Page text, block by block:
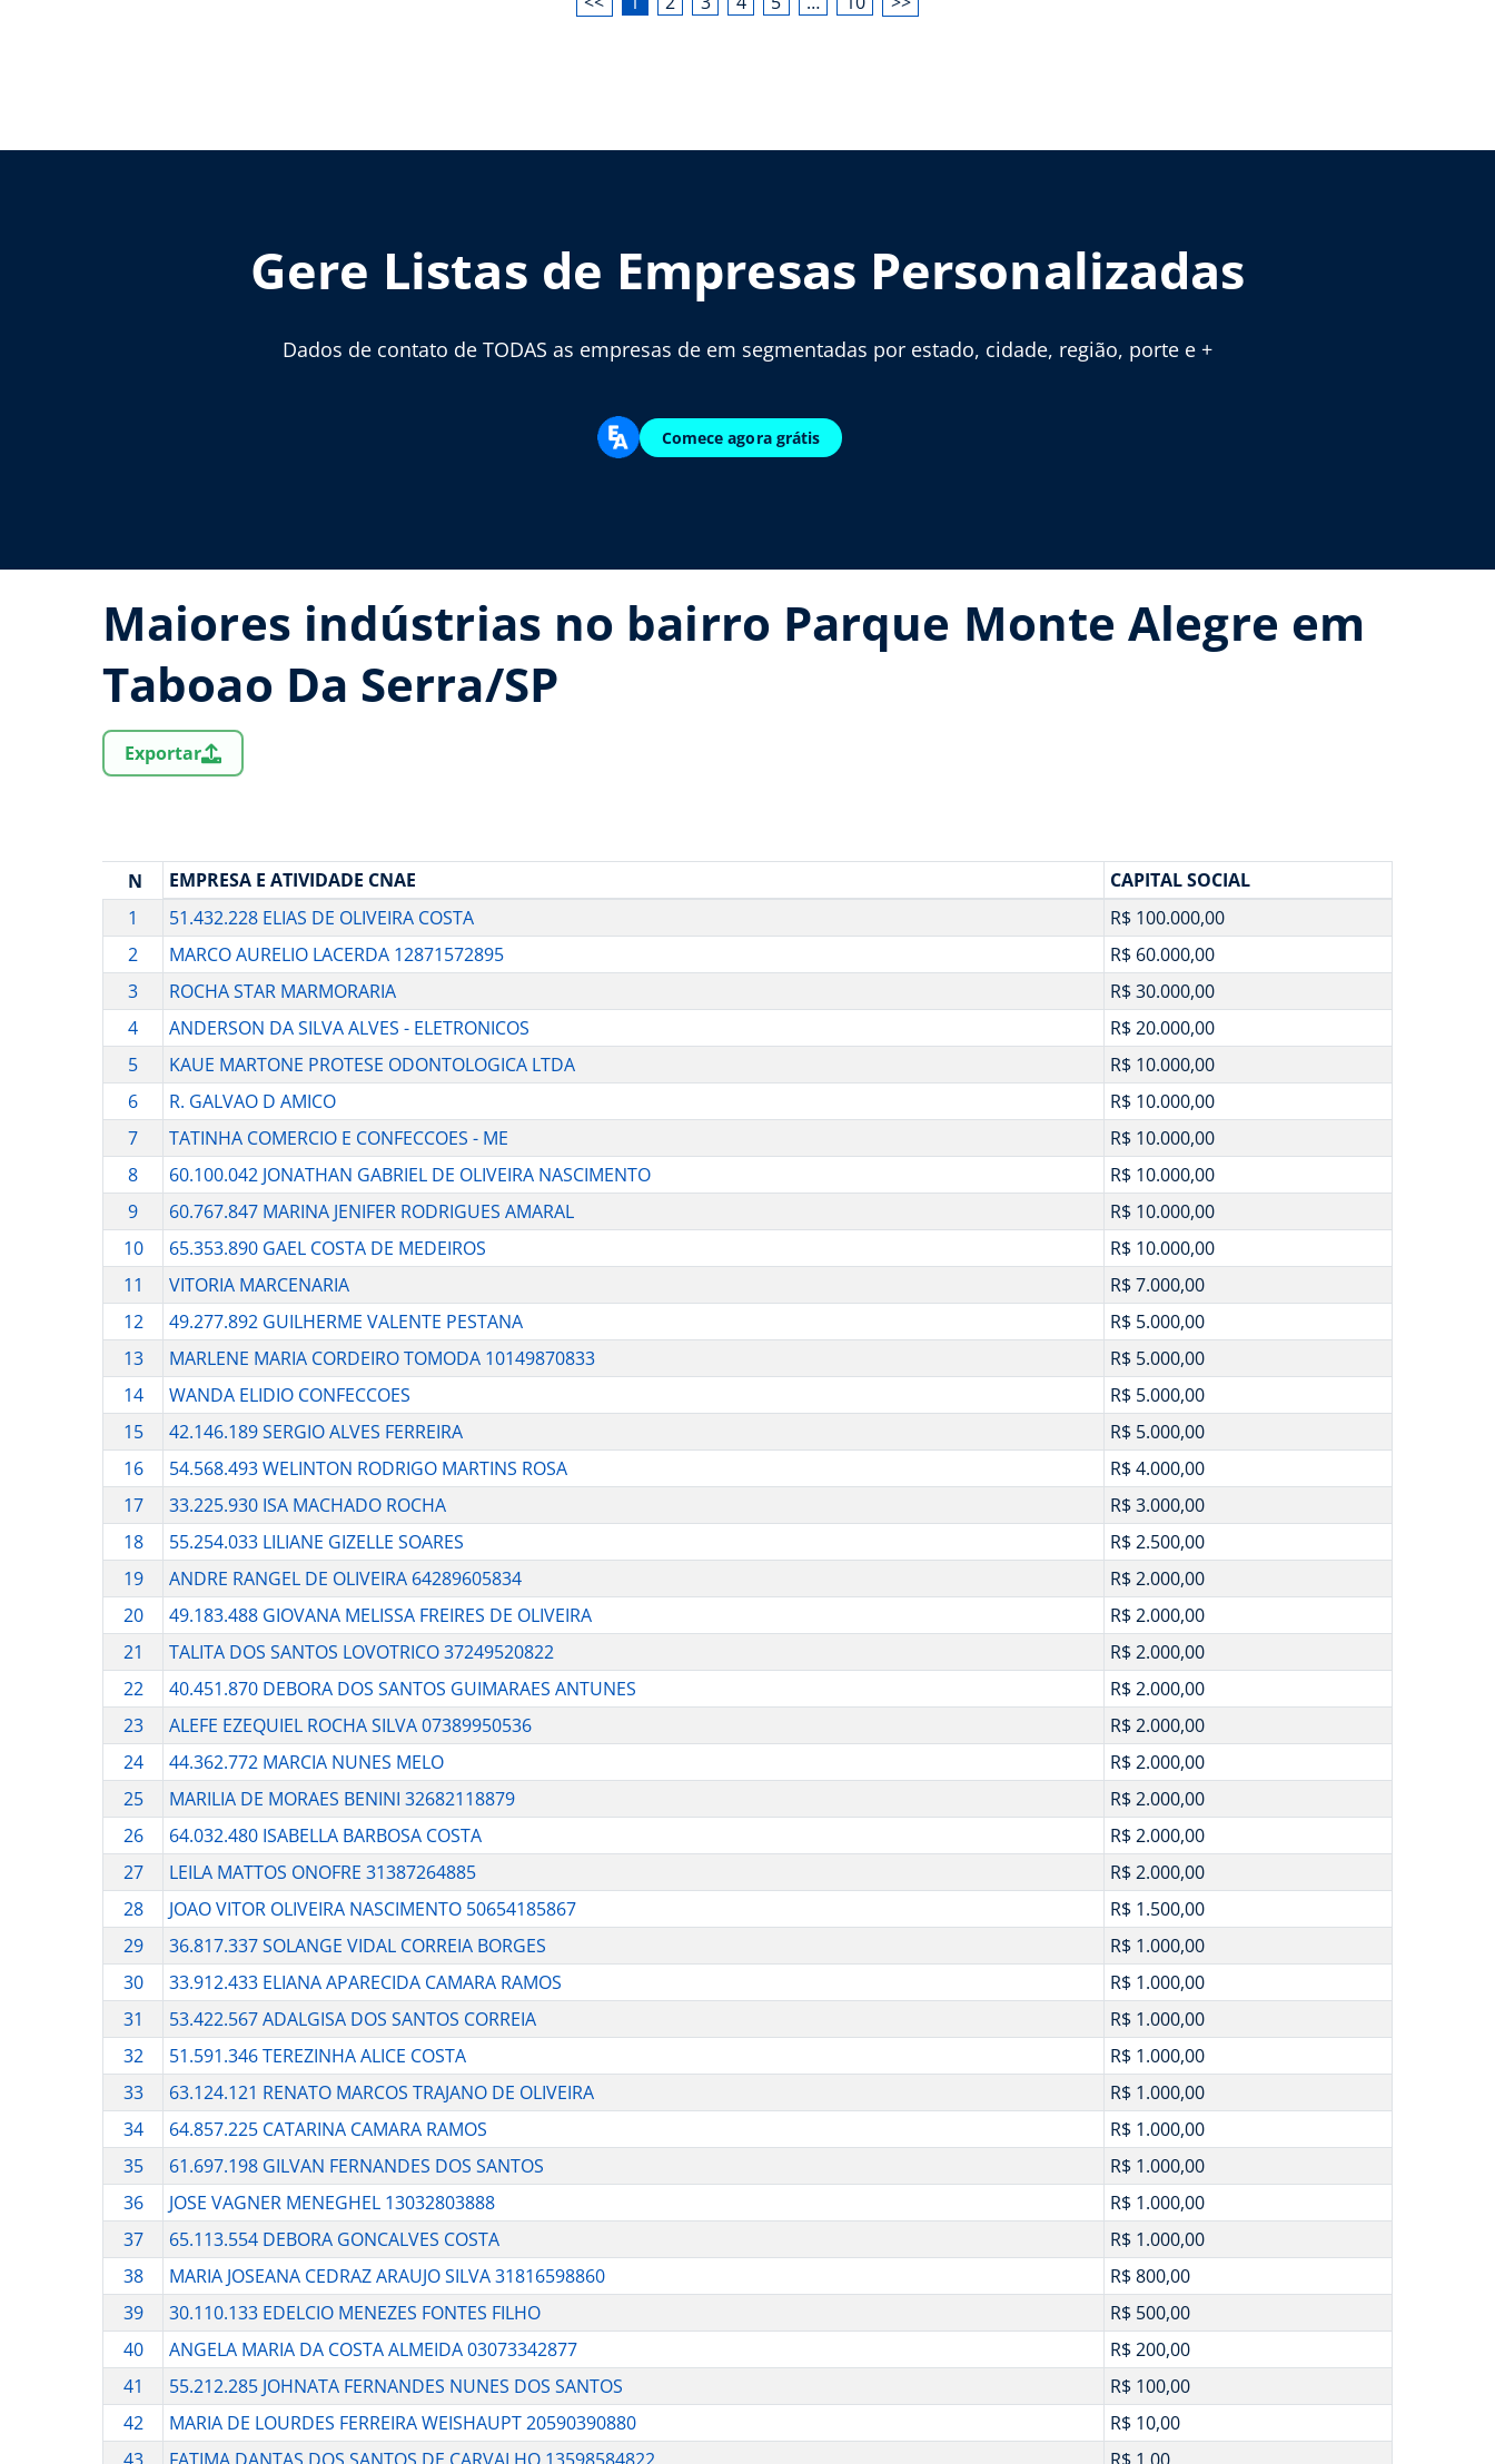
Gere Listas de Empresas Personalizadas
Dados de contato de TODAS as empresas de em segmentadas por estado, cidade, região, porte e +
Comece agora grátis
Maiores indústrias no bairro Parque Monte Alegre em
Taboao Da Serra/SP
Exportar
N EMPRESA E ATIVIDADE CNAE
CAPITAL SOCIAL
1
51.432.228 ELIAS DE OLIVEIRA COSTA
R$ 100.000,00
2
MARCO AURELIO LACERDA 12871572895
R$ 60.000,00
3
ROCHA STAR MARMORARIA
R$ 30.000,00
4
ANDERSON DA SILVA ALVES - ELETRONICOS
R$ 20.000,00
5
KAUE MARTONE PROTESE ODONTOLOGICA LTDA
R$ 10.000,00
6
R. GALVAO D AMICO
R$ 10.000,00
7
TATINHA COMERCIO E CONFECCOES - ME
R$ 10.000,00
8
60.100.042 JONATHAN GABRIEL DE OLIVEIRA NASCIMENTO
R$ 10.000,00
9
60.767.847 MARINA JENIFER RODRIGUES AMARAL
R$ 10.000,00
10
65.353.890 GAEL COSTA DE MEDEIROS
R$ 10.000,00
11
VITORIA MARCENARIA
R$ 7.000,00
12
49.277.892 GUILHERME VALENTE PESTANA
R$ 5.000,00
13
MARLENE MARIA CORDEIRO TOMODA 10149870833
R$ 5.000,00
14
WANDA ELIDIO CONFECCOES
R$ 5.000,00
15
42.146.189 SERGIO ALVES FERREIRA
R$ 5.000,00
16
54.568.493 WELINTON RODRIGO MARTINS ROSA
R$ 4.000,00
17
33.225.930 ISA MACHADO ROCHA
R$ 3.000,00
18
55.254.033 LILIANE GIZELLE SOARES
R$ 2.500,00
19
ANDRE RANGEL DE OLIVEIRA 64289605834
R$ 2.000,00
20
49.183.488 GIOVANA MELISSA FREIRES DE OLIVEIRA
R$ 2.000,00
21
TALITA DOS SANTOS LOVOTRICO 37249520822
R$ 2.000,00
22
40.451.870 DEBORA DOS SANTOS GUIMARAES ANTUNES
R$ 2.000,00
23
ALEFE EZEQUIEL ROCHA SILVA 07389950536
R$ 2.000,00
24
44.362.772 MARCIA NUNES MELO
R$ 2.000,00
25
MARILIA DE MORAES BENINI 32682118879
R$ 2.000,00
26
64.032.480 ISABELLA BARBOSA COSTA
R$ 2.000,00
27
LEILA MATTOS ONOFRE 31387264885
R$ 2.000,00
28
JOAO VITOR OLIVEIRA NASCIMENTO 50654185867
R$ 1.500,00
29
36.817.337 SOLANGE VIDAL CORREIA BORGES
R$ 1.000,00
30
33.912.433 ELIANA APARECIDA CAMARA RAMOS
R$ 1.000,00
31
53.422.567 ADALGISA DOS SANTOS CORREIA
R$ 1.000,00
32
51.591.346 TEREZINHA ALICE COSTA
R$ 1.000,00
33
63.124.121 RENATO MARCOS TRAJANO DE OLIVEIRA
R$ 1.000,00
34
64.857.225 CATARINA CAMARA RAMOS
R$ 1.000,00
35
61.697.198 GILVAN FERNANDES DOS SANTOS
R$ 1.000,00
36
JOSE VAGNER MENEGHEL 13032803888
R$ 1.000,00
37
65.113.554 DEBORA GONCALVES COSTA
R$ 1.000,00
38
MARIA JOSEANA CEDRAZ ARAUJO SILVA 31816598860
R$ 800,00
39
30.110.133 EDELCIO MENEZES FONTES FILHO
R$ 500,00
40
ANGELA MARIA DA COSTA ALMEIDA 03073342877
R$ 200,00
41
55.212.285 JOHNATA FERNANDES NUNES DOS SANTOS
R$ 100,00
42
MARIA DE LOURDES FERREIRA WEISHAUPT 20590390880
R$ 10,00